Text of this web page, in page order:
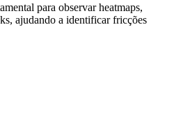
para observar heatmaps,
ajudando a identificar fricções